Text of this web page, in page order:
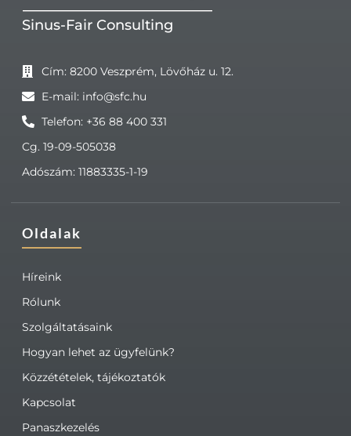
Sinus-Fair Consulting
Cím: 8200 Veszprém, Lövőház u. 12.
E-mail: info@sfc.hu
Telefon: +36 88 400 331
Cg. 19-09-505038
Adószám: 11883335-1-19
Oldalak
Híreink
Rólunk
Szolgáltatásaink
Hogyan lehet az ügyfelünk?
Közzétételek, tájékoztatók
Kapcsolat
Panaszkezelés